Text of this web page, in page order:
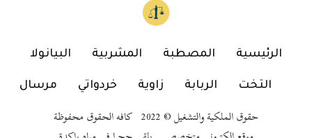
الرئيسية المصطبة المشربية البيانولا
التخت الربابة زاوية خردواتي مرسال
حقوق الملكية والتشغيل © 2022 كافه الحقوق محفوظة